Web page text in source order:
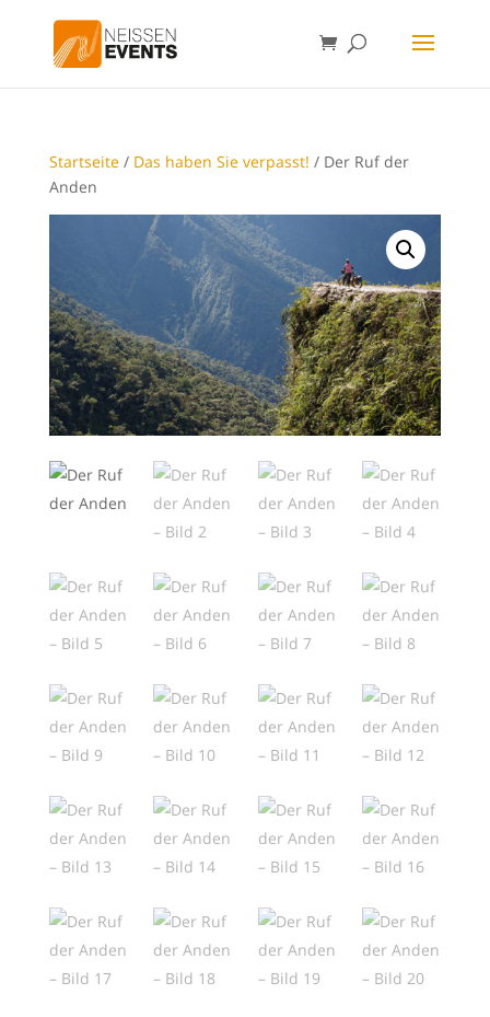
Startseite / Das haben Sie verpasst! / Der Ruf der
Anden